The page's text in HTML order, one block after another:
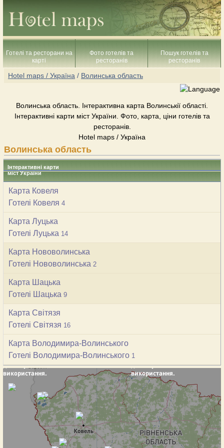
Готелі та ресторани на
карті
Фото готелів та
ресторанів
Пошук готелів та
ресторанів
Hotel maps / Україна / Волинська область
Волинська область. Інтерактивна карта Волинськії області.
Інтерактивні карти міст України. Фото, карта, ціни готелів та
ресторанів.
Hotel maps / Україна
Волинська область
Інтерактивні карти
міст України
Карта Ковеля
Готелі Ковеля 4
Карта Луцька
Готелі Луцька 14
Карта Нововолинська
Готелі Нововолинська 2
Карта Шацька
Готелі Шацька 9
Карта Світязя
Готелі Світязя 16
Карта Володимира-Волинського
Готелі Володимира-Волинського 1